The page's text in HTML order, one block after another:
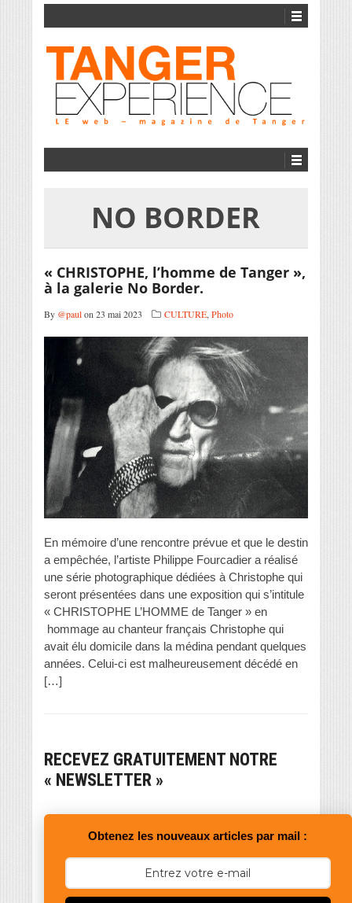
NO BORDER
« CHRISTOPHE, l’homme de Tanger »,
à la galerie No Border.
By @paulon 23 mai 2023 CULTURE, Photo
En mémoire d’une rencontre prévue et que le destin
a empêchée, l’artiste Philippe Fourcadier a réalisé
une série photographique dédiées à Christophe qui
seront présentées dans une exposition qui s’intitule
« CHRISTOPHE L’HOMME de Tanger » en
hommage au chanteur français Christophe qui
avait élu domicile dans la médina pendant quelques
années. Celui-ci est malheureusement décédé en
[…]
RECEVEZ GRATUITEMENT NOTRE
« NEWSLETTER »
Obtenez les nouveaux articles par mail :